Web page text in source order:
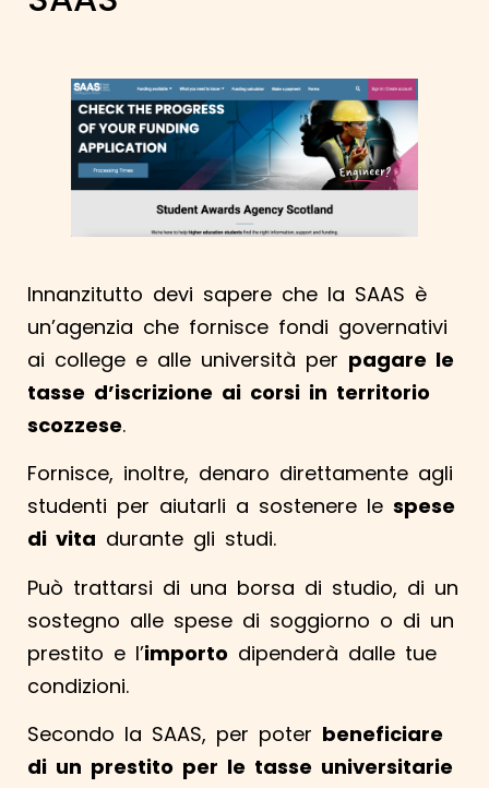
Innanzitutto devi sapere che la SAAS è
un’agenzia che fornisce fondi governativi
ai college e alle università per pagare le
tasse d’iscrizione ai corsi in territorio
scozzese.
Fornisce, inoltre, denaro direttamente agli
studenti per aiutarli a sostenere le spese
di vita durante gli studi.
Può trattarsi di una borsa di studio, di un
sostegno alle spese di soggiorno o di un
prestito e l’importo dipenderà dalle tue
condizioni.
Secondo la SAAS, per poter beneficiare
di un prestito per le tasse universitarie